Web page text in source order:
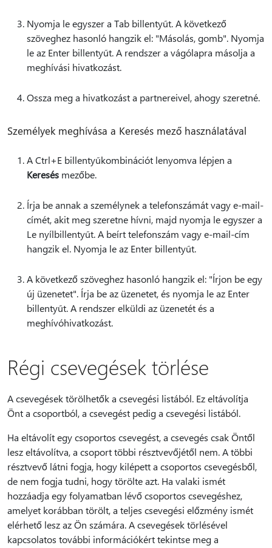
Nyomja le egyszer a Tab billentyűt. A következő
szöveghez hasonló hangzik el: "Másolás, gomb". Nyomja
le az Enter billentyűt. A rendszer a vágólapra másolja a
meghívási hivatkozást.
Ossza meg a hivatkozást a partnereivel, ahogy szeretné.
Személyek meghívása a Keresés mező használatával
A Ctrl+E billentyűkombinációt lenyomva lépjen a
Keresés mezőbe.
Írja be annak a személynek a telefonszámát vagy e-mail-
címét, akit meg szeretne hívni, majd nyomja le egyszer a
Le nyílbillentyűt. A beírt telefonszám vagy e-mail-cím
hangzik el. Nyomja le az Enter billentyűt.
A következő szöveghez hasonló hangzik el: "Írjon be egy
új üzenetet". Írja be az üzenetet, és nyomja le az Enter
billentyűt. A rendszer elküldi az üzenetét és a
meghívóhivatkozást.
Régi csevegések törlése
A csevegések törölhetők a csevegési listából. Ez eltávolítja
Önt a csoportból, a csevegést pedig a csevegési listából.
Ha eltávolít egy csoportos csevegést, a csevegés csak Öntől
lesz eltávolítva, a csoport többi résztvevőjétől nem. A többi
résztvevő látni fogja, hogy kilépett a csoportos csevegésből,
de nem fogja tudni, hogy törölte azt. Ha valaki ismét
hozzáadja egy folyamatban lévő csoportos csevegéshez,
amelyet korábban törölt, a teljes csevegési előzmény ismét
elérhető lesz az Ön számára. A csevegések törlésével
kapcsolatos további információkért tekintse meg a